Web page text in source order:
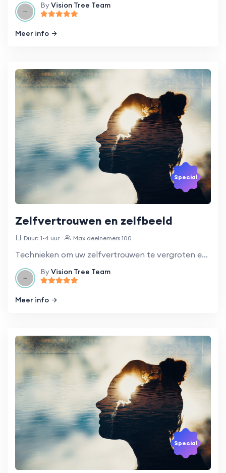
ByVision Tree Team
Meer info
Special
Zelfvertrouwen en zelfbeeld
Duur: 1-4 uur Max deelnemers 100
Technieken om uw zelfvertrouwen te vergroten en een positiever zelfbeeld te ontwikkelen.
ByVision Tree Team
Meer info
Special